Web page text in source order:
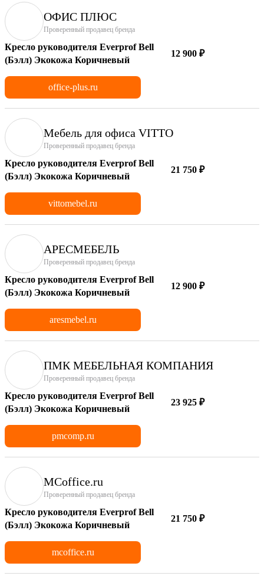
ОФИС ПЛЮС
Проверенный продавец бренда
Кресло руководителя Everprof Bell
(Бэлл) Экокожа Коричневый
12 900 ₽
office-plus.ru
Мебель для офиса VITTO
Проверенный продавец бренда
Кресло руководителя Everprof Bell
(Бэлл) Экокожа Коричневый
21 750 ₽
vittomebel.ru
АРЕСМЕБЕЛЬ
Проверенный продавец бренда
Кресло руководителя Everprof Bell
(Бэлл) Экокожа Коричневый
12 900 ₽
aresmebel.ru
ПМК МЕБЕЛЬНАЯ КОМПАНИЯ
Проверенный продавец бренда
Кресло руководителя Everprof Bell
(Бэлл) Экокожа Коричневый
23 925 ₽
pmcomp.ru
MCoffice.ru
Проверенный продавец бренда
Кресло руководителя Everprof Bell
(Бэлл) Экокожа Коричневый
21 750 ₽
mcoffice.ru